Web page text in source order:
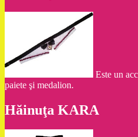
Este un
paiete şi medalion.
Hăinuţa KARA